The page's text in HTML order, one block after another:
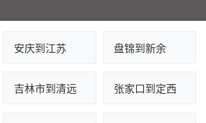
安庆到江苏 盘锦到新余
吉林市到清远 张家口到定西